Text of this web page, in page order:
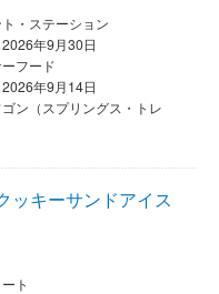
・ステーション
年9月30日
フード
年9月14日
ン（スプリングス・トレ
ッキーサンドアイス
ト